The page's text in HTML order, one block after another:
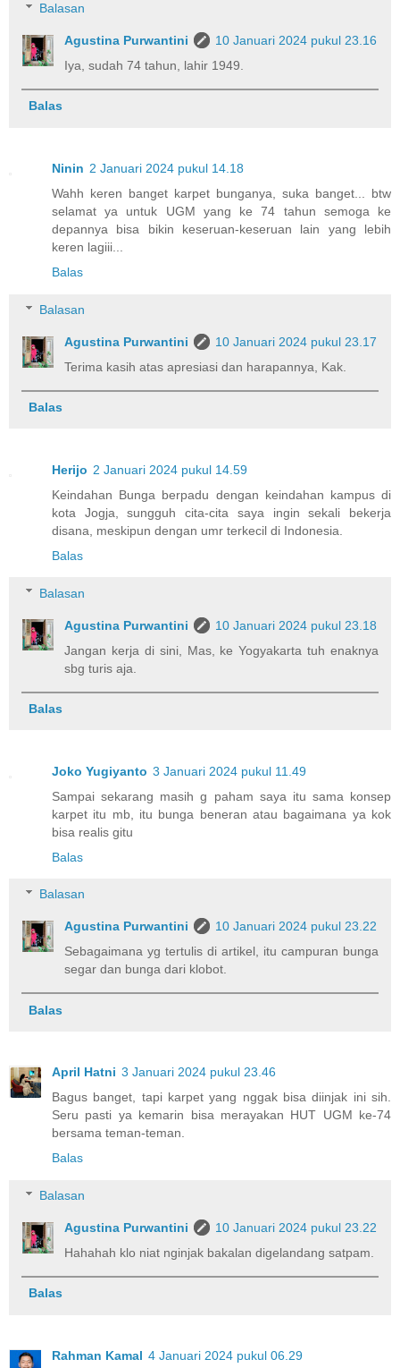
Balasan
Agustina Purwantini
10 Januari 2024 pukul 23.16
Iya, sudah 74 tahun, lahir 1949.
Balas
Ninin 2 Januari 2024 pukul 14.18
Wahh keren banget karpet bunganya, suka banget... btw
selamat ya untuk UGM yang ke 74 tahun semoga ke
depannya bisa bikin keseruan-keseruan lain yang lebih
keren lagiii...
Balas
Balasan
Agustina Purwantini
10 Januari 2024 pukul 23.17
Terima kasih atas apresiasi dan harapannya, Kak.
Balas
Herijo 2 Januari 2024 pukul 14.59
Keindahan Bunga berpadu dengan keindahan kampus di
kota Jogja, sungguh cita-cita saya ingin sekali bekerja
disana, meskipun dengan umr terkecil di Indonesia.
Balas
Balasan
Agustina Purwantini
10 Januari 2024 pukul 23.18
Jangan kerja di sini, Mas, ke Yogyakarta tuh enaknya
sbg turis aja.
Balas
Joko Yugiyanto 3 Januari 2024 pukul 11.49
Sampai sekarang masih g paham saya itu sama konsep
karpet itu mb, itu bunga beneran atau bagaimana ya kok
bisa realis gitu
Balas
Balasan
Agustina Purwantini
10 Januari 2024 pukul 23.22
Sebagaimana yg tertulis di artikel, itu campuran bunga
segar dan bunga dari klobot.
Balas
April Hatni 3 Januari 2024 pukul 23.46
Bagus banget, tapi karpet yang nggak bisa diinjak ini sih.
Seru pasti ya kemarin bisa merayakan HUT UGM ke-74
bersama teman-teman.
Balas
Balasan
Agustina Purwantini
10 Januari 2024 pukul 23.22
Hahahah klo niat nginjak bakalan digelandang satpam.
Balas
Rahman Kamal 4 Januari 2024 pukul 06.29